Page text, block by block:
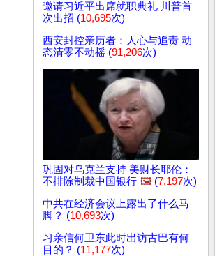
邀请习近平出席就职典礼 川普首
次出招 (10,695次)
西安封控亲历者：人心与追责 动
态清零不动摇 (91,206次)
巩固对乌克兰支持 美财长耶伦：
不排除制裁中国银行 🖼️ (7,197次)
中共在经济会议上露出了什么马
脚？ (10,693次)
习亲信何卫东此时出访古巴有何
目的？ (11,177次)